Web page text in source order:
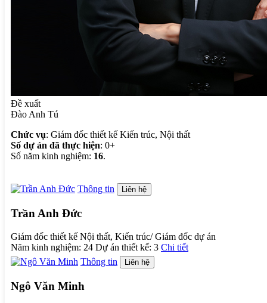
Đề xuất
Đào Anh Tú
Chức vụ: Giám đốc thiết kế Kiến trúc, Nội thất
Số dự án đã thực hiện: 0+
Số năm kinh nghiệm: 16.
Thông tin Liên hệ
Trần Anh Đức
Giám đốc thiết kế Nội thất, Kiến trúc/ Giám đốc dự án
Năm kinh nghiệm: 24 Dự án thiết kế: 3 Chi tiết
Thông tin
Liên hệ
Ngô Văn Minh